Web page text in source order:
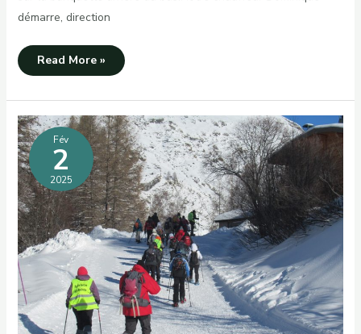
démarre, direction
Cette
neige
se
déroule
plus
tôt :
accueil
Read More »
Fév
2
2025